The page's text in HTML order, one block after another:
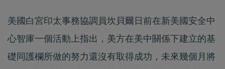
美國白宮印太事務協調員坎貝爾日前在新美國安全中
心智庫一個活動上指出，美方在美中關係下建立的基
礎同護欄所做的努力還沒有取得成功，未來幾個月將